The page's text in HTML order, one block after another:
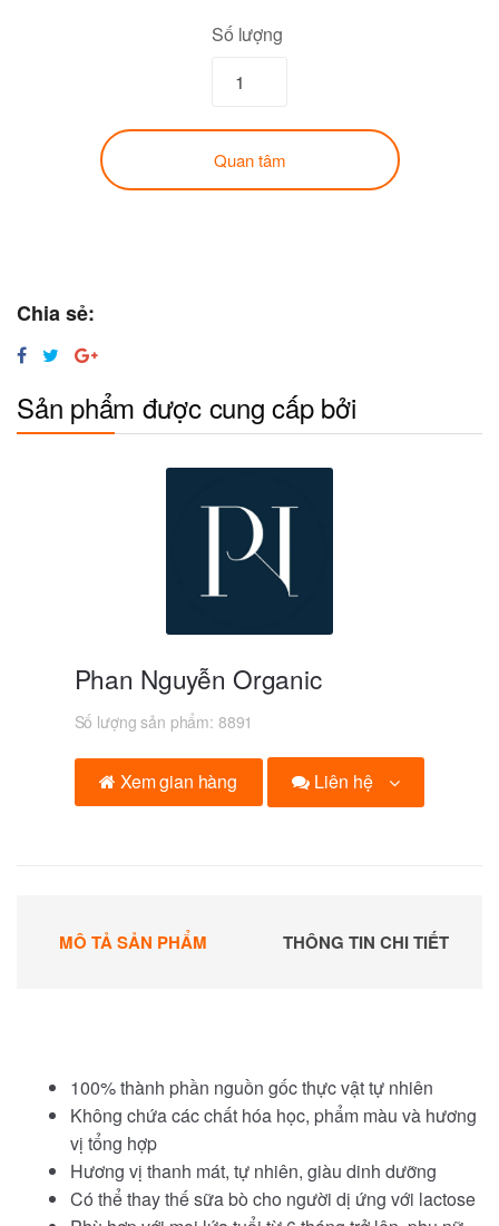
Số lượng
Quan tâm
Chia sẻ:
Sản phẩm được cung cấp bởi
Phan Nguyễn Organic
Số lượng sản phẩm: 8891
Xem gian hàng Liên hệ
MÔ TẢ SẢN PHẨM THÔNG TIN CHI TIẾT
100% thành phần nguồn gốc thực vật tự nhiên
Không chứa các chất hóa học, phẩm màu và hương
vị tổng hợp
Hương vị thanh mát, tự nhiên, giàu dinh dưỡng
Có thể thay thế sữa bò cho người dị ứng với lactose